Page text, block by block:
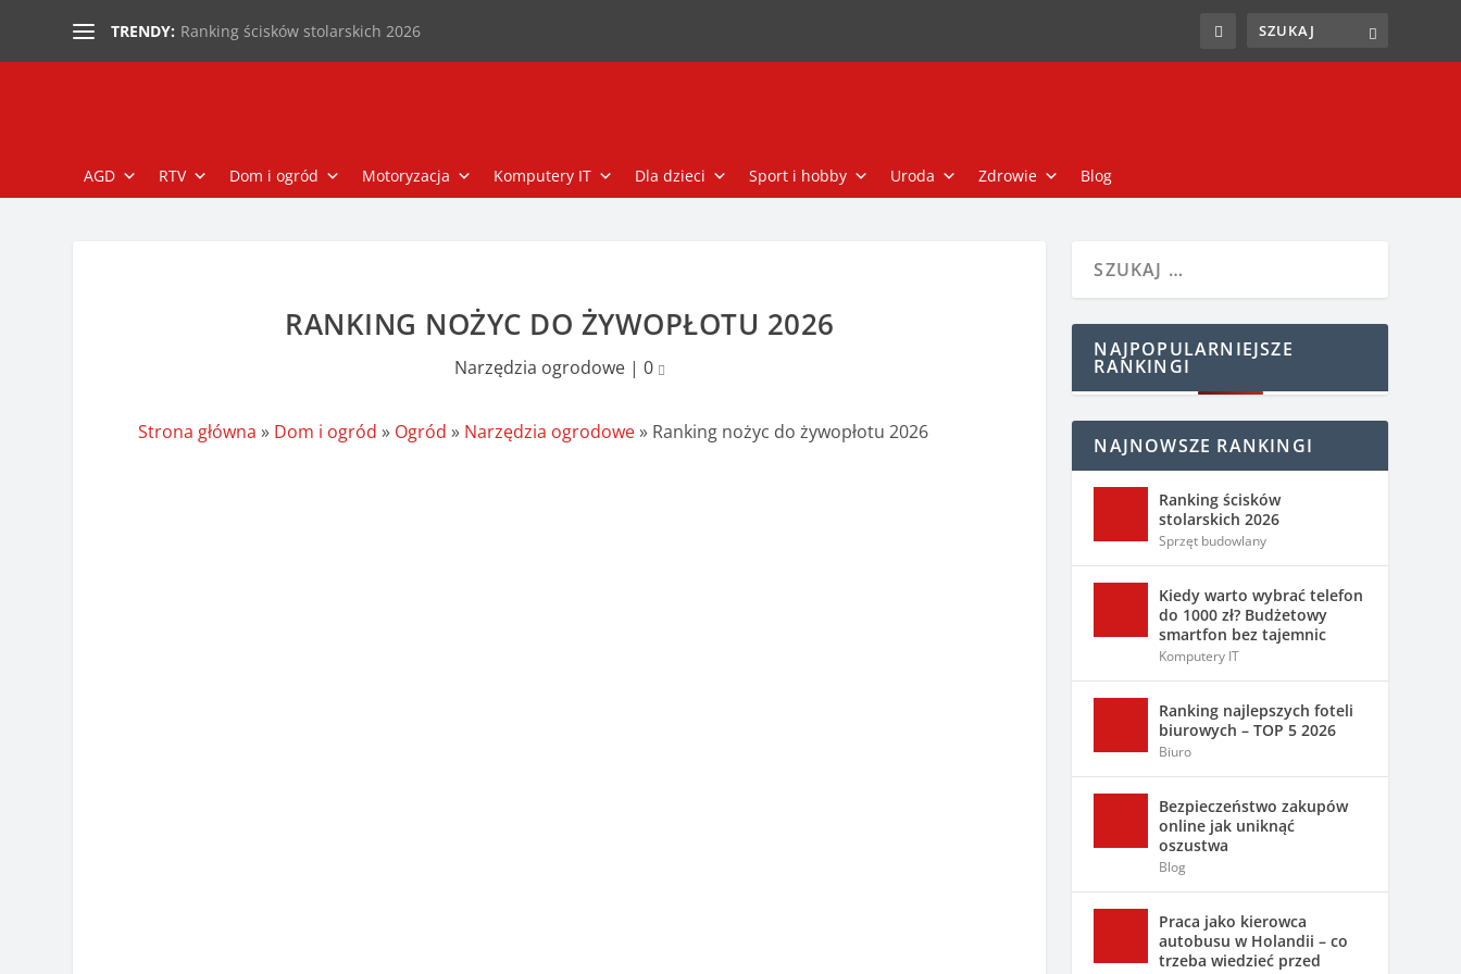
TRENDY: Ranking ścisków stolarskich 2026
AGD RTV Dom i ogród Motoryzacja Komputery IT Dla dzieci Sport i hobby Uroda Zdrowie Blog
RANKING NOŻYC DO ŻYWOPŁOTU 2026
Narzędzia ogrodowe| 0
Strona główna » Dom i ogród » Ogród » Narzędzia ogrodowe» Ranking nożyc do żywopłotu 2026
NAJPOPULARNIEJSZE
RANKINGI
NAJNOWSZE RANKINGI
Ranking ścisków
stolarskich 2026
Sprzęt budowlany
Kiedy warto wybrać telefon
do 1000 zł? Budżetowy
smartfon bez tajemnic
Komputery IT
Ranking najlepszych foteli
biurowych – TOP 5 2026
Biuro
Bezpieczeństwo zakupów
online jak uniknąć
oszustwa
Blog
Praca jako kierowca
autobusu w Holandii – co
trzeba wiedzieć przed